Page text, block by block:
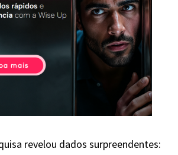
revelou dados surpreendentes: